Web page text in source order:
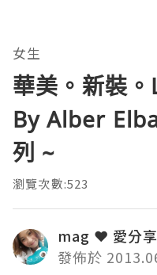
女生
華美。新裝
By Alber
列 ~
瀏覽次數:523
mag ❤ 愛分
發佈於